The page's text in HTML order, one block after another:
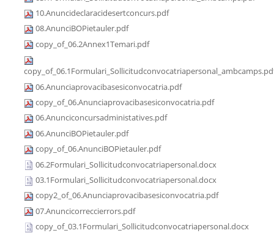
10.Anuncideclaracidesertconcurs.pdf
08.AnunciBOPietauler.pdf
copy_of_06.2Annex1Temari.pdf
06.Anunciaprovacibasesiconvocatria.pdf
copy_of_06.Anunciaprovacibasesiconvocatria.pdf
06.Anunciconcursadministatives.pdf
06.AnunciBOPietauler.pdf
copy_of_06.AnunciBOPietauler.pdf
06.2Formulari_Sollicitudconvocatriapersonal.docx
03.1Formulari_Sollicitudconvocatriapersonal.docx
copy2_of_06.Anunciaprovacibasesiconvocatria.pdf
07.Anuncicorreccierrors.pdf
copy_of_03.1Formulari_Sollicitudconvocatriapersonal.docx